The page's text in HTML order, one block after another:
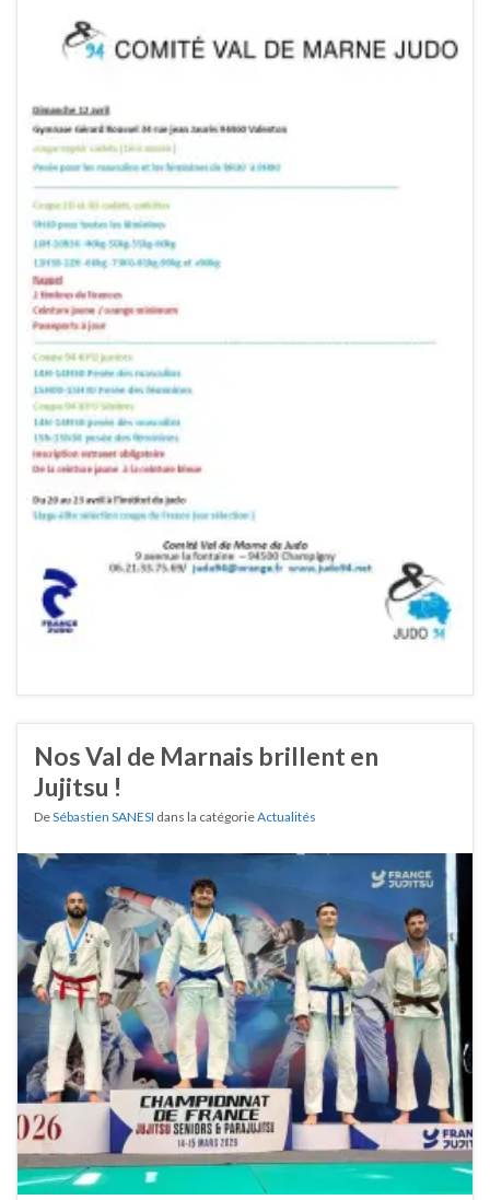
Nos Val de Marnais brillent en
Jujitsu !
DeSébastien SANESI dans la catégorieActualités